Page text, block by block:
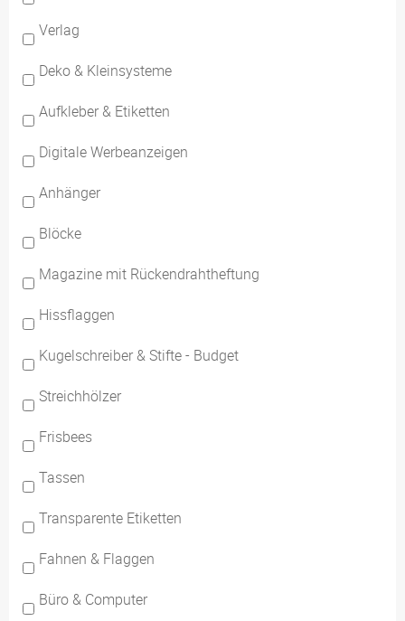
Verlag
Deko & Kleinsysteme
Aufkleber & Etiketten
Digitale Werbeanzeigen
Anhänger
Blöcke
Magazine mit Rückendrahtheftung
Hissflaggen
Kugelschreiber & Stifte - Budget
Streichhölzer
Frisbees
Tassen
Transparente Etiketten
Fahnen & Flaggen
Büro & Computer